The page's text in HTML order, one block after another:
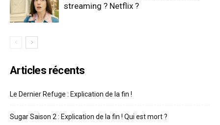
streaming ? Netflix ?
Articles récents
Le Dernier Refuge : Explication de la fin !
Sugar Saison 2 : Explication de la fin ! Qui est mort ?